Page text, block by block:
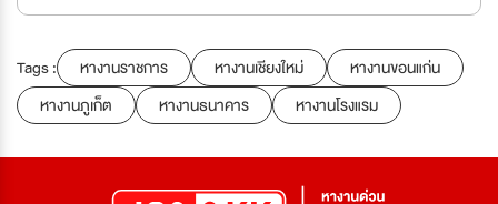
Tags : หางานราชการ หางานเชียงใหม่
หางานขอนแก่น
หางานภูเก็ต
หางานธนาคาร หางานโรงแรม